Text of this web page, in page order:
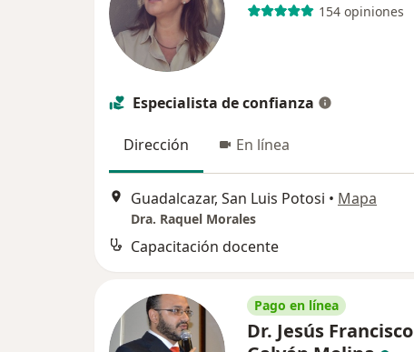
154 opiniones
Especialista de confianza
Dirección En línea
Guadalcazar, San Luis Potosi • Mapa
Dra. Raquel Morales
Capacitación docente
Pago en línea
Dr. Jesús Francisco